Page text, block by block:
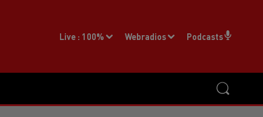
Live : 100% Webradios Podcasts